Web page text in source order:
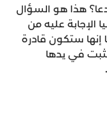
هذا هو السؤال
عليه من
إنها ستكون قادرة
في يدها